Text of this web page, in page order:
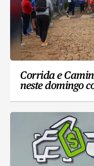
Corrida e
neste domingo